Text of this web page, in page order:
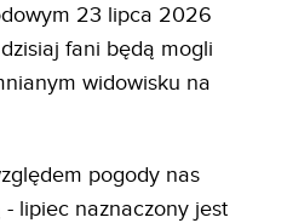
23 lipca 2026
fani będą mogli
widowisku na
pogody nas
lipiec naznaczony jest